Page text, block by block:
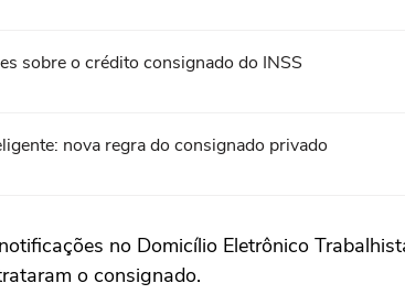
sobre o crédito consignado do INSS
nova regra do consignado privado
no Domicílio Eletrônico
o consignado.